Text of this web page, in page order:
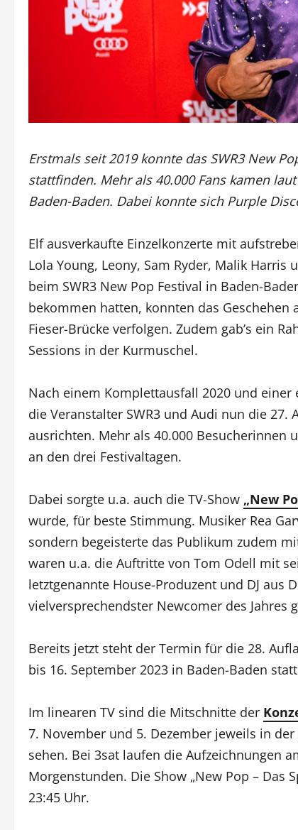
Erstmals seit 2019 konnte das SWR3 New
stattfinden. Mehr als 40.000 Fans kamen
Baden-Baden. Dabei konnte sich Purple
Elf ausverkaufte Einzelkonzerte mit
Lola Young, Leony, Sam Ryder, Malik
beim SWR3 New Pop Festival in Baden-
bekommen hatten, konnten das
Fieser-Brücke verfolgen. Zudem gab’s ein
Sessions in der Kurmuschel.
Nach einem Komplettausfall 2020 und einer
die Veranstalter SWR3 und Audi nun die
ausrichten. Mehr als 40.000 Besucherinnen
an den drei Festivaltagen.
Dabei sorgte u.a. auch die TV-Show „New
wurde, für beste Stimmung. Musiker Rea
sondern begeisterte das Publikum zudem
waren u.a. die Auftritte von Tom Odell mit
letztgenannte House-Produzent und DJ aus
vielversprechendster Newcomer des Jahres
Bereits jetzt steht der Termin für die 28.
bis 16. September 2023 in Baden-Baden
Im linearen TV sind die Mitschnitte der
7. November und 5. Dezember jeweils in
sehen. Bei 3sat laufen die Aufzeichnungen
Morgenstunden. Die Show „New Pop – Das
23:45 Uhr.